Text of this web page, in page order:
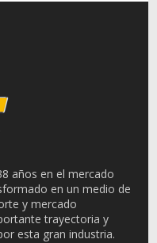
años en el mercado
en un medio de
y mercado
trayectoria y
esta gran industria.